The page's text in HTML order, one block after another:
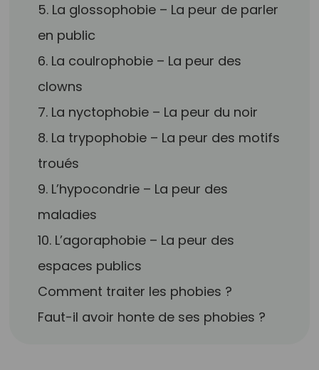
5. La glossophobie – La peur de parler
en public
6. La coulrophobie – La peur des
clowns
7. La nyctophobie – La peur du noir
8. La trypophobie – La peur des motifs
troués
9. L’hypocondrie – La peur des
maladies
10. L’agoraphobie – La peur des
espaces publics
Comment traiter les phobies ?
Faut-il avoir honte de ses phobies ?